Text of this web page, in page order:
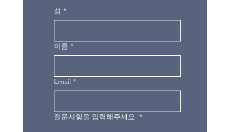
성 *
이름 *
Email *
질문사힝을 입력해주세요 *